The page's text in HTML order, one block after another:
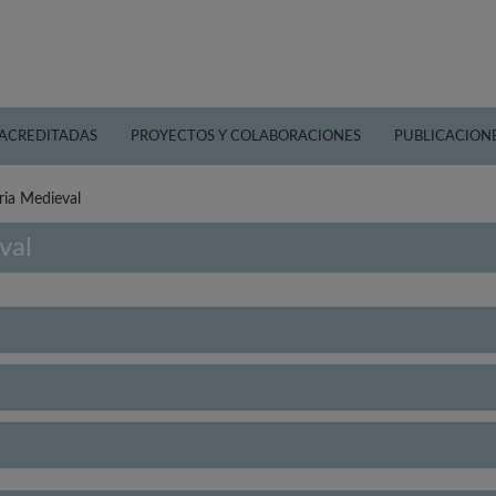
PROYECTOS Y COLABORACIONES
Medieval